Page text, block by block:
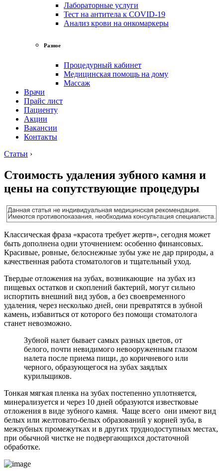
Лабораторные услуги
Тест на антитела к COVID-19
Анализ крови на онкомаркеры
Разное
Процедурный кабинет
Медицинская помощь на дому
Массаж
Врачи
Прайс лист
Пациенту
Акции
Вакансии
Контакты
Статьи ›
Стоимость удаления зубного камня и
цены на сопутствующие процедуры
Классическая фраза «красота требует жертв», сегодня может
быть дополнена одни уточнением: особенно финансовых.
Красивые, ровные, белоснежные зубы уже не дар природы, а
качественная работа стоматологов и тщательный уход.
Твердые отложения на зубах, возникающие на зубах из
пищевых остатков и скоплений бактерий, могут сильно
испортить внешний вид зубов, а без своевременного
удаления, через несколько дней, они превратятся в зубной
камень, избавиться от которого без помощи стоматолога
станет невозможно.
Зубной налет бывает самых разных цветов, от
белого, почти невидимого невооруженным глазом
налета после приема пищи, до коричневого или
черного, образующегося на зубах заядлых
курильщиков.
Тонкая мягкая пленка на зубах постепенно уплотняется,
минерализуется и через 10 дней образуются известковые
отложения в виде зубного камня. Чаще всего они имеют вид
белых или желтовато-белых образований у корней зуба, в
межзубных промежутках и в других труднодоступных местах,
при обычной чистке не подвергающихся достаточной
обработке.